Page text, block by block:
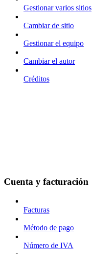
Gestionar varios sitios
Cambiar de sitio
Gestionar el equipo
Cambiar el autor
Créditos
Cuenta y facturación
Facturas
Método de pago
Número de IVA